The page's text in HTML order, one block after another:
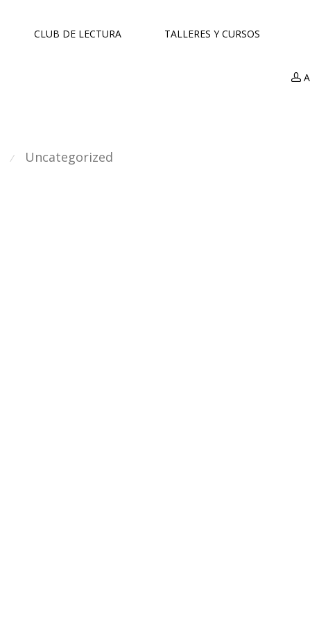
CLUB DE LECTURA TALLERES Y CURSOS
⁄ Uncategorized